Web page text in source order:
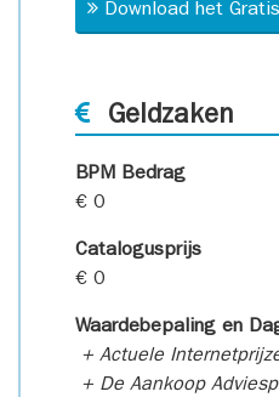
Download het
Geldzaken
BPM Bedrag
€ 0
Catalogusprijs
€ 0
Waardebepaling en
+ Actuele
+ De Aankoop